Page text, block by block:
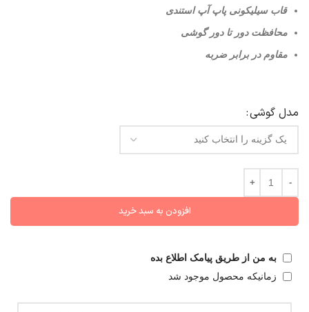
قاب سیلیکونی پاپ آپ استندی
محافظت دور تا دور گوشی
مقاوم در برابر ضربه
مدل گوشي
افزودن به سبد خرید
به من از طریق پیامک اطلاع بده
زمانیکه محصول موجود شد